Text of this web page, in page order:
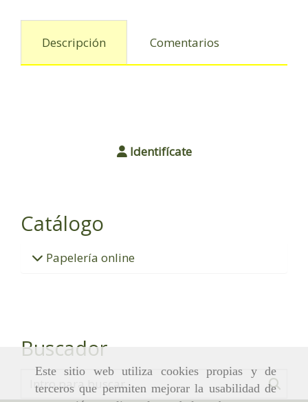
Este sitio web utiliza cookies propias y de
terceros que permiten mejorar la usabilidad de
Descripción Comentarios
Identifícate
Catálogo
Papelería online
Buscador